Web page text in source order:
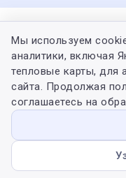
Мы используем
аналитики, включая
тепловые карты, для
сайта. Продолжая
соглашаетесь на